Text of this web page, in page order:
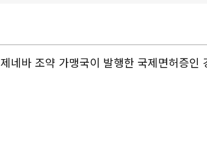
제네바 조약 가맹국이 발행한 국제면허증인